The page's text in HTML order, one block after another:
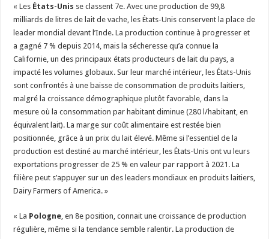
« Les États-Unis se classent 7e. Avec une production de 99,8
milliards de litres de lait de vache, les États-Unis conservent la place de
leader mondial devant l’Inde. La production continue à progresser et
a gagné 7 % depuis 2014, mais la sécheresse qu’a connue la
Californie, un des principaux états producteurs de lait du pays, a
impacté les volumes globaux. Sur leur marché intérieur, les États-Unis
sont confrontés à une baisse de consommation de produits laitiers,
malgré la croissance démographique plutôt favorable, dans la
mesure où la consommation par habitant diminue (280 l/habitant, en
équivalent lait). La marge sur coût alimentaire est restée bien
positionnée, grâce à un prix du lait élevé. Même si l’essentiel de la
production est destiné au marché intérieur, les États-Unis ont vu leurs
exportations progresser de 25 % en valeur par rapport à 2021. La
filière peut s’appuyer sur un des leaders mondiaux en produits laitiers,
Dairy Farmers of America. »
« La Pologne, en 8e position, connait une croissance de production
régulière, même si la tendance semble ralentir. La production de